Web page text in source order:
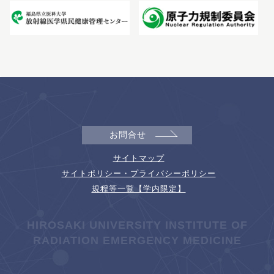
お問合せ
サイトマップ
サイトポリシー・プライバシーポリシー
規程等一覧【学内限定】
HIROSAKI UNIVERSITY INSTITUTE OF
RADIATION EMERGENCY MEDICINE